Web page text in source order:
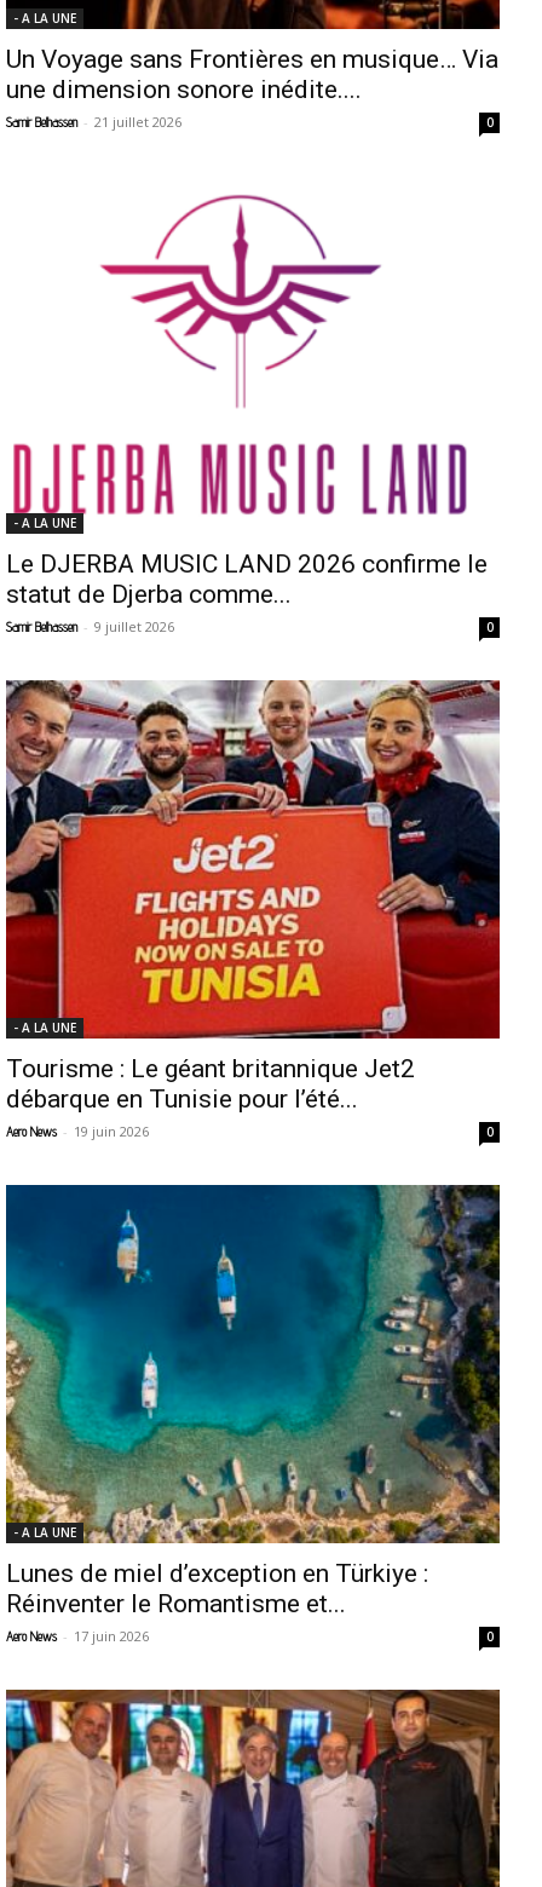
- A LA UNE
Un Voyage sans Frontières en musique… Via
une dimension sonore inédite....
Samir Belhassen - 21 juillet 2026 0
- A LA UNE
Le DJERBA MUSIC LAND 2026 confirme le
statut de Djerba comme...
Samir Belhassen - 9 juillet 2026 0
- A LA UNE
Tourisme : Le géant britannique Jet2
débarque en Tunisie pour l’été...
Aero News - 19 juin 2026 0
- A LA UNE
Lunes de miel d’exception en Türkiye :
Réinventer le Romantisme et...
Aero News - 17 juin 2026 0